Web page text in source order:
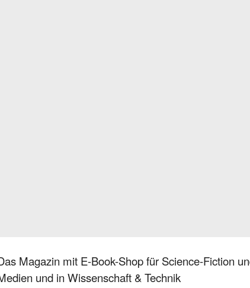
Magazin mit E-Book-Shop für Science-Fiction
und in Wissenschaft & Technik